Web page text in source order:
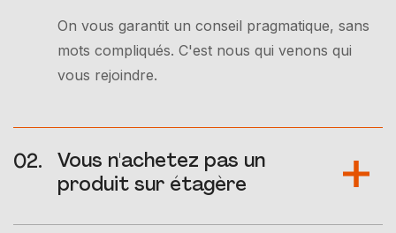
On vous garantit un conseil pragmatique, sans
mots compliqués. C'est nous qui venons qui
vous rejoindre.
Vous n'achetez pas un
produit sur étagère